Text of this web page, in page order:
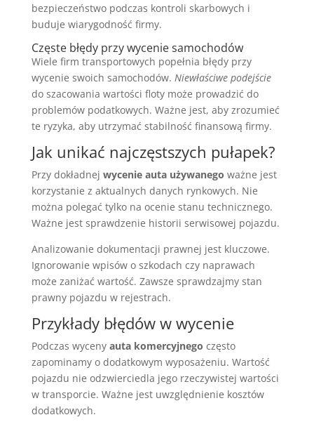
bezpieczeństwo podczas kontroli skarbowych i
buduje wiarygodność firmy.
Częste błędy przy wycenie samochodów
Wiele firm transportowych popełnia błędy przy
wycenie swoich samochodów. Niewłaściwe podejście
do szacowania wartości floty może prowadzić do
problemów podatkowych. Ważne jest, aby zrozumieć
te ryzyka, aby utrzymać stabilność finansową firmy.
Jak unikać najczęstszych pułapek?
Przy dokładnej wycenie auta używanego ważne jest
korzystanie z aktualnych danych rynkowych. Nie
można polegać tylko na ocenie stanu technicznego.
Ważne jest sprawdzenie historii serwisowej pojazdu.
Analizowanie dokumentacji prawnej jest kluczowe.
Ignorowanie wpisów o szkodach czy naprawach
może zaniżać wartość. Zawsze sprawdzajmy stan
prawny pojazdu w rejestrach.
Przykłady błędów w wycenie
Podczas wyceny auta komercyjnego często
zapominamy o dodatkowym wyposażeniu. Wartość
pojazdu nie odzwierciedla jego rzeczywistej wartości
w transporcie. Ważne jest uwzględnienie kosztów
dodatkowych.